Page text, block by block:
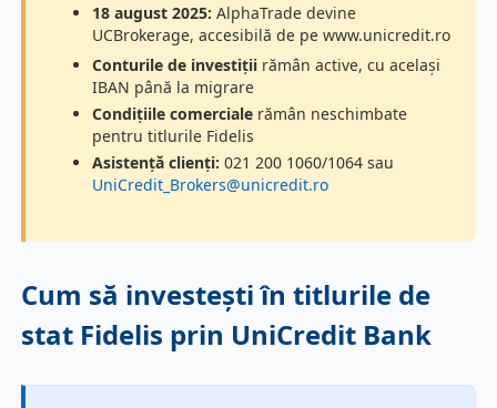
18 august 2025: AlphaTrade devine
UCBrokerage, accesibilă de pe www.unicredit.ro
Conturile de investiții rămân active, cu același
IBAN până la migrare
Condițiile comerciale rămân neschimbate
pentru titlurile Fidelis
Asistență clienți: 021 200 1060/1064 sau
UniCredit_Brokers@unicredit.ro
Cum să investești în titlurile de
stat Fidelis prin UniCredit Bank